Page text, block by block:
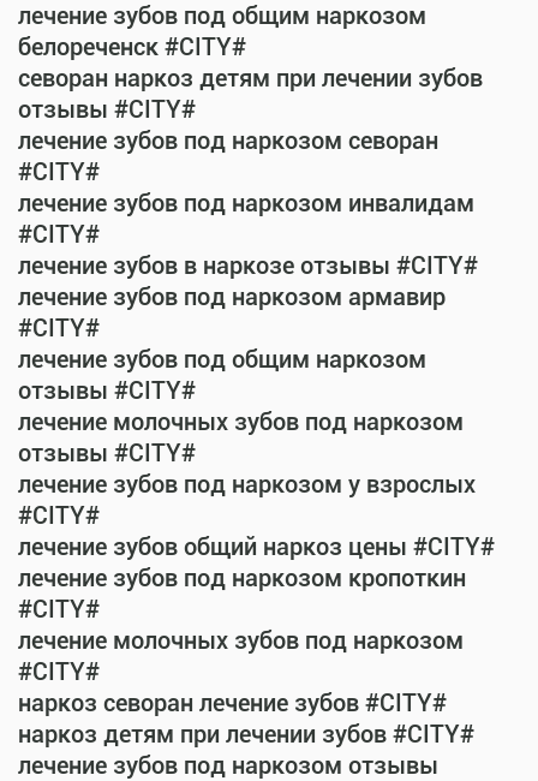
лечение зубов под общим наркозом
белореченск #CITY#
севоран наркоз детям при лечении зубов
отзывы #CITY#
лечение зубов под наркозом севоран
#CITY#
лечение зубов под наркозом инвалидам
#CITY#
лечение зубов в наркозе отзывы #CITY#
лечение зубов под наркозом армавир
#CITY#
лечение зубов под общим наркозом
отзывы #CITY#
лечение молочных зубов под наркозом
отзывы #CITY#
лечение зубов под наркозом у взрослых
#CITY#
лечение зубов общий наркоз цены #CITY#
лечение зубов под наркозом кропоткин
#CITY#
лечение молочных зубов под наркозом
#CITY#
наркоз севоран лечение зубов #CITY#
наркоз детям при лечении зубов #CITY#
лечение зубов под наркозом отзывы